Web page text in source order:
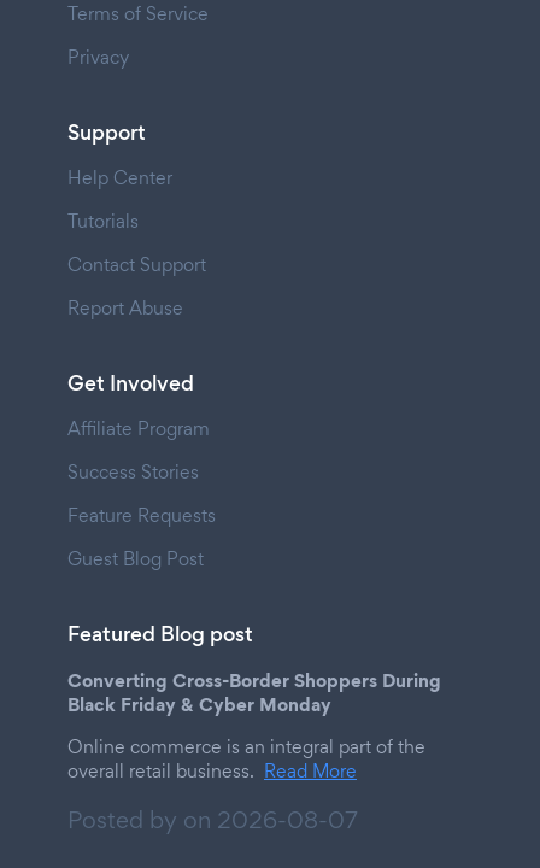
Terms of Service
Privacy
Support
Help Center
Tutorials
Contact Support
Report Abuse
Get Involved
Affiliate Program
Success Stories
Feature Requests
Guest Blog Post
Featured Blog post
Converting Cross-Border Shoppers During
Black Friday & Cyber Monday
Online commerce is an integral part of the
overall retail business. Read More
Posted by on 2026-08-07